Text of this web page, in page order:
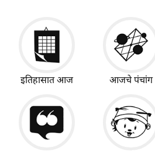
इतिहासात आज आजचे पंचांग